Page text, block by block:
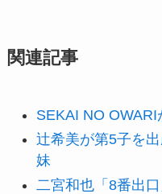
関連記事
SEKAI NO
辻希美が第5子を
妹
二宮和也「8番出